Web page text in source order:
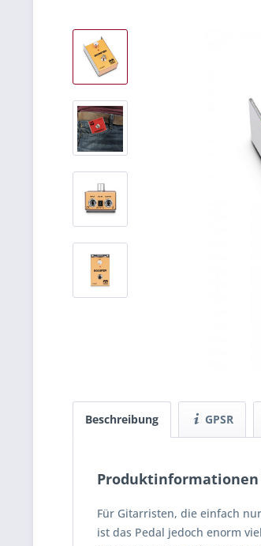
Beschreibung GPSR
Produktinformationen
Für Gitarristen, die einfach
ist das Pedal jedoch enorm